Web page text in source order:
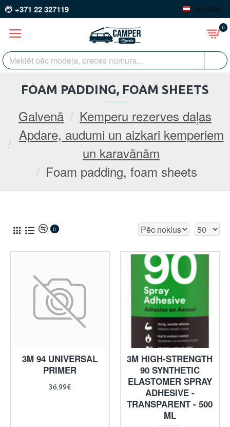
+371 22 327119 LATVIEŠU
0
Galvenā
Kemperu rezerves daļas
Apdare, audumi un aizkari kemperiem
un karavānām
Foam padding, foam sheets
FOAM PADDING, FOAM SHEETS
0
3M 94 UNIVERSAL
PRIMER
36.99€
3M HIGH-STRENGTH
90 SYNTHETIC
ELASTOMER SPRAY
ADHESIVE -
TRANSPARENT - 500
ML